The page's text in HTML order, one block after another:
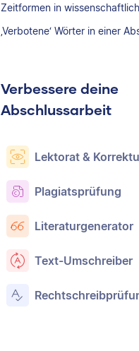
Zeitformen in
‚Verbotene‘ Wörter in einer
Verbessere deine
Abschlussarbeit
Lektorat &
Plagiatsprüfung
Literaturgenerator
Text-Umschreiber